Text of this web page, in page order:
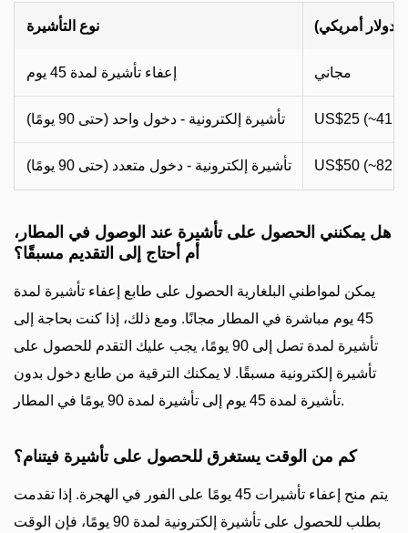
نوع التأشيرة (دولار أمريكي)
إعفاء تأشيرة لمدة 45 يوم مجاني
تأشيرة إلكترونية - دخول واحد (حتى 90 يومًا) US$25 (~41
تأشيرة إلكترونية - دخول متعدد (حتى 90 يومًا) US$50 (~82
هل يمكنني الحصول على تأشيرة عند الوصول في المطار،
أم أحتاج إلى التقديم مسبقًا؟
يمكن لمواطني البلغارية الحصول على طابع إعفاء تأشيرة لمدة
45 يوم مباشرة في المطار مجانًا. ومع ذلك، إذا كنت بحاجة إلى
تأشيرة لمدة تصل إلى 90 يومًا، يجب عليك التقدم للحصول على
تأشيرة إلكترونية مسبقًا. لا يمكنك الترقية من طابع دخول بدون
تأشيرة لمدة 45 يوم إلى تأشيرة لمدة 90 يومًا في المطار.
كم من الوقت يستغرق للحصول على تأشيرة فيتنام؟
يتم منح إعفاء تأشيرات 45 يومًا على الفور في الهجرة. إذا تقدمت
بطلب للحصول على تأشيرة إلكترونية لمدة 90 يومًا، فإن الوقت